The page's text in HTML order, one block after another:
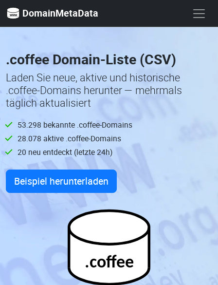
DomainMetaData
.coffee Domain-Liste (CSV)
Laden Sie neue, aktive und historische
.coffee-Domains herunter — mehrmals
täglich aktualisiert
53.298 bekannte .coffee-Domains
28.078 aktive .coffee-Domains
20 neu entdeckt (letzte 24h)
Beispiel herunterladen
.coffee